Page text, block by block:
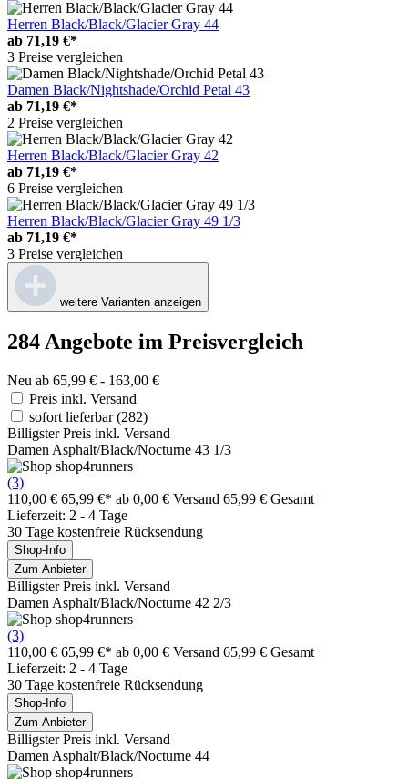
Herren Black/Black/Glacier Gray 44
ab 71,19 €*
3 Preise vergleichen
Damen Black/Nightshade/Orchid Petal 43
ab 71,19 €*
2 Preise vergleichen
Herren Black/Black/Glacier Gray 42
ab 71,19 €*
6 Preise vergleichen
Herren Black/Black/Glacier Gray 49 1/3
ab 71,19 €*
3 Preise vergleichen
weitere Varianten anzeigen
284 Angebote im Preisvergleich
Neu ab 65,99 € - 163,00 €
Preis inkl. Versand
sofort lieferbar(282)
Billigster Preis inkl. Versand
Damen Asphalt/Black/Nocturne 43 1/3
(3)
110,00 € 65,99 €* ab 0,00 € Versand 65,99 € Gesamt
Lieferzeit: 2 - 4 Tage
30 Tage kostenfreie Rücksendung
Shop-Info
Zum Anbieter
Billigster Preis inkl. Versand
Damen Asphalt/Black/Nocturne 42 2/3
(3)
110,00 € 65,99 €* ab 0,00 € Versand 65,99 € Gesamt
Lieferzeit: 2 - 4 Tage
30 Tage kostenfreie Rücksendung
Shop-Info
Zum Anbieter
Billigster Preis inkl. Versand
Damen Asphalt/Black/Nocturne 44